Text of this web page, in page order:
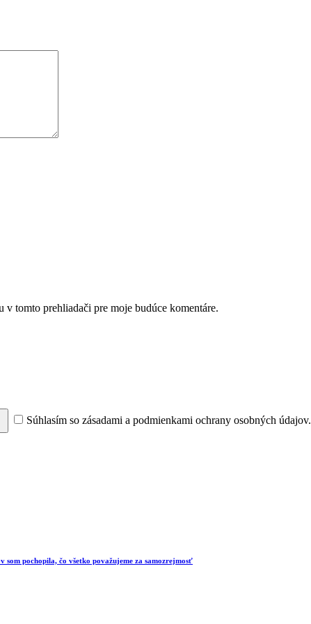
tomto prehliadači pre moje budúce komentáre.
Súhlasím so zásadami a podmienkami ochrany osobných údajov.
pochopila, čo všetko považujeme za samozrejmosť